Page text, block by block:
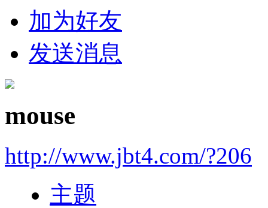
加为好友
发送消息
mouse
http://www.jbt4.com/?206
主题